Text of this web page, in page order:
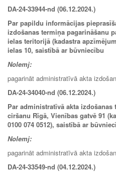
DA-24-33944-nd (06.12.2024.)
Par papildu informācijas
izdošanas termiņa pagarināšanu
ielas teritorijā (kadastra
ielas 10, saistībā ar būvniecību
Nolemj:
pagarināt administratīvā akta
DA-24-34040-nd (06.12.2024.)
Par administratīvā akta
ciršanu Rīgā, Vienības gatvē 91
0100 074 0512), saistībā ar
Nolemj:
pagarināt administratīvā akta
DA-24-33549-nd (04.12.2024.)